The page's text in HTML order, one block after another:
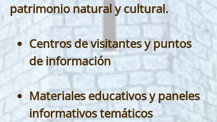
patrimonio natural y cultural.
Centros de visitantes y puntos
de información
Materiales educativos y paneles
informativos temáticos